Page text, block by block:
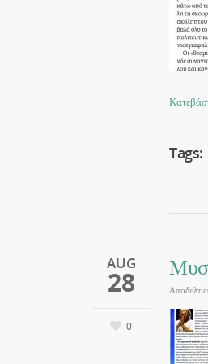
Tags:
AUG
28
0